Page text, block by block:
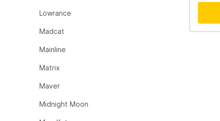
Lowrance
Madcat
Mainline
Matrix
Maver
Midnight Moon
biedt